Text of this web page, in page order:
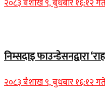
२०८३ बैशाख ९, बुधबार १६:१२
निम्सदाइ फाउन्डेसनद्वारा
२०८३ बैशाख ९, बुधबार १६:१२